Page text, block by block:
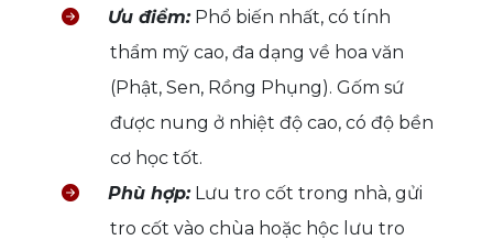
Ưu điểm:Phổ biến nhất, có tính
thẩm mỹ cao, đa dạng về hoa văn
(Phật, Sen, Rồng Phụng). Gốm sứ
được nung ở nhiệt độ cao, có độ bền
cơ học tốt.
Phù hợp:Lưu tro cốt trong nhà, gửi
tro cốt vào chùa hoặc hộc lưu tro